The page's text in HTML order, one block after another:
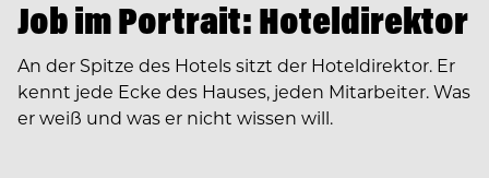
Job im Portrait: Hoteldirektor
An der Spitze des Hotels sitzt der Hoteldirektor. Er
kennt jede Ecke des Hauses, jeden Mitarbeiter. Was
er weiß und was er nicht wissen will.